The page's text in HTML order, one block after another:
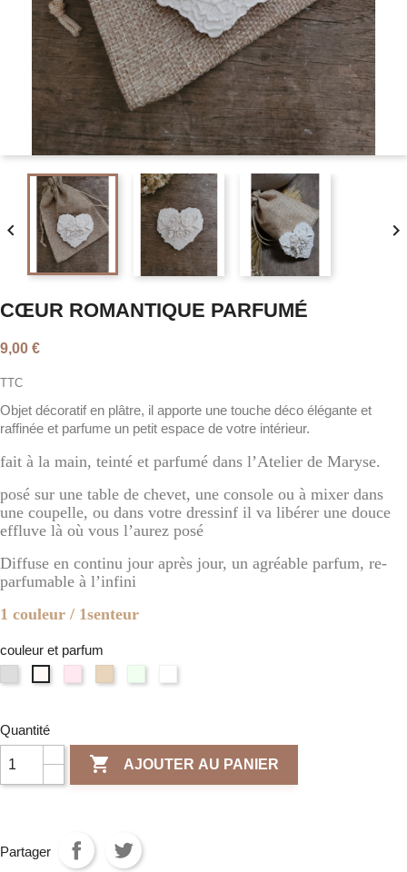
 
CŒUR ROMANTIQUE PARFUMÉ
9,00 €
TTC
Objet décoratif en plâtre, il apporte une touche déco élégante et
raffinée et parfume un petit espace de votre intérieur.
fait à la main, teinté et parfumé dans l’Atelier de Maryse.
posé sur une table de chevet, une console ou à mixer dans
une coupelle, ou dans votre dressinf il va libérer une douce
effluve là où vous l’aurez posé
Diffuse en continu jour après jour, un agréable parfum, re-
parfumable à l’infini
1 couleur / 1senteur
couleur et parfum
Fleur
de
Coton
Poudre
de
riz
cerisierAmbre
Lin
Quantité
 AJOUTER AU PANIER
Partager